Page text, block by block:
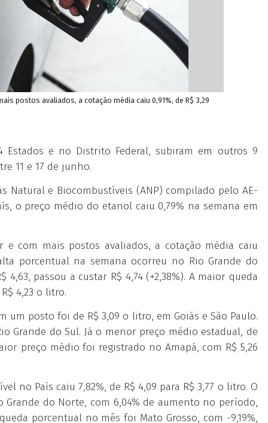
postos avaliados, a cotação média caiu 0,91%, de R$ 3,29
e no Distrito Federal, subiram em outros 9
11 e 17 de junho.
Natural e Biocombustíveis (ANP) compilado pelo AE-
o preço médio do etanol caiu 0,79% na semana em
com mais postos avaliados, a cotação média caiu
porcentual na semana ocorreu no Rio Grande do
passou a custar R$ 4,74 (+2,38%). A maior queda
4,23 o litro.
posto foi de R$ 3,09 o litro, em Goiás e São Paulo.
Grande do Sul. Já o menor preço médio estadual, de
preço médio foi registrado no Amapá, com R$ 5,26
no País caiu 7,82%, de R$ 4,09 para R$ 3,77 o litro. O
do Norte, com 6,04% de aumento no período,
porcentual no mês foi Mato Grosso, com -9,19%,